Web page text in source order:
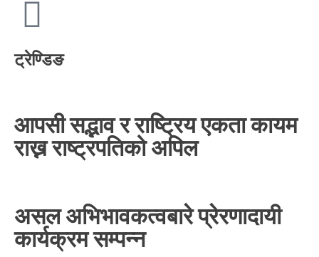
ट्रेण्डिङ
आपसी सद्भाव र राष्ट्रिय एकता कायम
राख्न राष्ट्रपतिको अपिल
असल अभिभावकत्वबारे प्रेरणादायी
कार्यक्रम सम्पन्न